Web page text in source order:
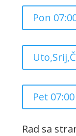
Pon
Pet
Rad sa